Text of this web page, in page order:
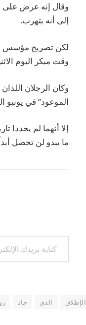
وقال إنه عرض على
إلى أنه يتهرب.
لكن تصريح مؤسس
وقت مبكر اليوم
وكان الرجلان
الموعود” في يونيو
إلا أنهما لم يحددا
ما يبدو لن تحصل
كتابة بريدك الإلكتروني...
الإطلاق الذي جاد